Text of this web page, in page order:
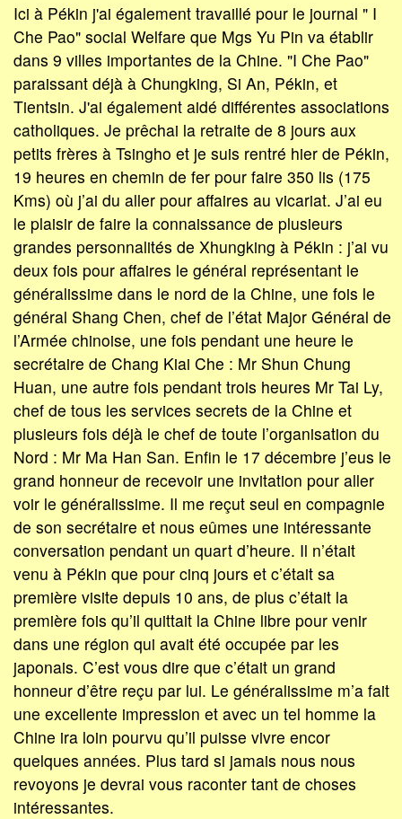
Ici à Pékin j'ai également travaillé pour le journal " I
Che Pao" social Welfare que Mgs Yu Pin va établir
dans 9 villes importantes de la Chine. "I Che Pao"
paraissant déjà à Chungking, Si An, Pékin, et
Tientsin. J'ai également aidé différentes associations
catholiques. Je prêchai la retraite de 8 jours aux
petits frères à Tsingho et je suis rentré hier de Pékin,
19 heures en chemin de fer pour faire 350 lis (175
Kms) où j’ai du aller pour affaires au vicariat. J’ai eu
le plaisir de faire la connaissance de plusieurs
grandes personnalités de Xhungking à Pékin : j’ai vu
deux fois pour affaires le général représentant le
généralissime dans le nord de la Chine, une fois le
général Shang Chen, chef de l’état Major Général de
l’Armée chinoise, une fois pendant une heure le
secrétaire de Chang Kiai Che : Mr Shun Chung
Huan, une autre fois pendant trois heures Mr Tai Ly,
chef de tous les services secrets de la Chine et
plusieurs fois déjà le chef de toute l’organisation du
Nord : Mr Ma Han San. Enfin le 17 décembre j’eus le
grand honneur de recevoir une invitation pour aller
voir le généralissime. Il me reçut seul en compagnie
de son secrétaire et nous eûmes une intéressante
conversation pendant un quart d’heure. Il n’était
venu à Pékin que pour cinq jours et c’était sa
première visite depuis 10 ans, de plus c’était la
première fois qu’il quittait la Chine libre pour venir
dans une région qui avait été occupée par les
japonais. C’est vous dire que c’était un grand
honneur d’être reçu par lui. Le généralissime m’a fait
une excellente impression et avec un tel homme la
Chine ira loin pourvu qu’il puisse vivre encor
quelques années. Plus tard si jamais nous nous
revoyons je devrai vous raconter tant de choses
intéressantes.